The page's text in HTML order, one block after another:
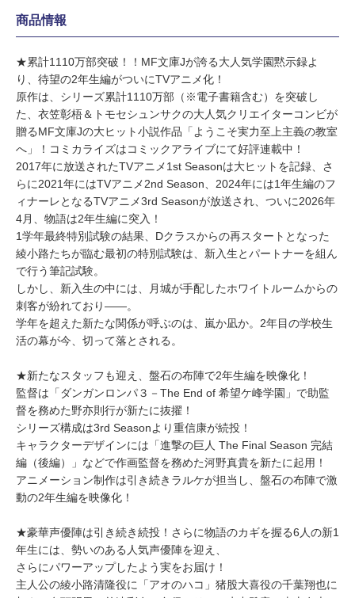
商品情報
★累計1110万部突破！！MF文庫Jが誇る大人気学園黙示録よ
り、待望の2年生編がついにTVアニメ化！
原作は、シリーズ累計1110万部（※電子書籍含む）を突破し
た、衣笠彰梧＆トモセシュンサクの大人気クリエイターコンビが
贈るMF文庫Jの大ヒット小説作品「ようこそ実力至上主義の教室
へ」！コミカライズはコミックアライブにて好評連載中！
2017年に放送されたTVアニメ1st Seasonは大ヒットを記録、さ
らに2021年にはTVアニメ2nd Season、2024年には1年生編のフ
ィナーレとなるTVアニメ3rd Seasonが放送され、ついに2026年
4月、物語は2年生編に突入！
1学年最終特別試験の結果、Dクラスからの再スタートとなった
綾小路たちが臨む最初の特別試験は、新入生とパートナーを組ん
で行う筆記試験。
しかし、新入生の中には、月城が手配したホワイトルームからの
刺客が紛れており――。
学年を超えた新たな関係が呼ぶのは、嵐か凪か。2年目の学校生
活の幕が今、切って落とされる。
★新たなスタッフも迎え、盤石の布陣で2年生編を映像化！
監督は「ダンガンロンパ３－The End of 希望ケ峰学園」で助監
督を務めた野亦則行が新たに抜擢！
シリーズ構成は3rd Seasonより重信康が続投！
キャラクターデザインには「進撃の巨人 The Final Season 完結
編（後編）」などで作画監督を務めた河野真貴を新たに起用！
アニメーション制作は引き続きラルケが担当し、盤石の布陣で激
動の2年生編を映像化！
★豪華声優陣は引き続き続投！さらに物語のカギを握る6人の新1
年生には、勢いのある人気声優陣を迎え、
さらにパワーアップしたよう実をお届け！
主人公の綾小路清隆役に「アオのハコ」猪股大喜役の千葉翔也に